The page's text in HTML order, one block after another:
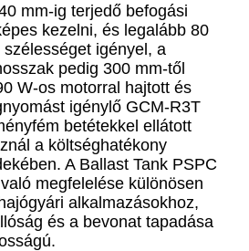
mm-ig terjedő befogási
kezelni, és legalább 80
igényel, a
pedig 300 mm-től
W-os motorral hajtott és
igénylő GCM-R3T
betétekkel ellátott
a költséghatékony
A Ballast Tank PSPC
megfelelése különösen
alkalmazásokhoz,
és a bevonat tapadása